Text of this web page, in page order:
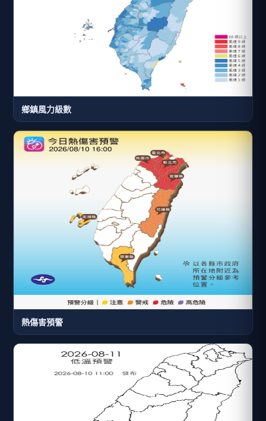
鄉鎮風力級數
熱傷害預警